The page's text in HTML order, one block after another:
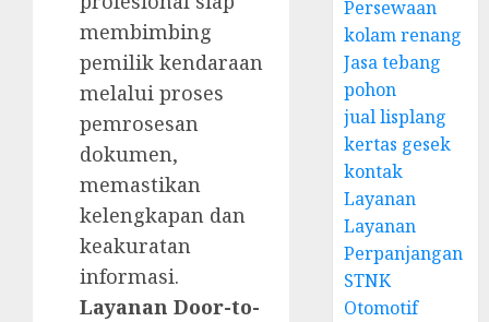
membimbing
pemilik kendaraan
melalui proses
pemrosesan
dokumen,
memastikan
kelengkapan dan
keakuratan
informasi.
Layanan Door-to-
Persewaan
kolam renang
Jasa tebang
pohon
jual lisplang
kertas gesek
kontak
Layanan
Layanan
Perpanjangan
STNK
Otomotif